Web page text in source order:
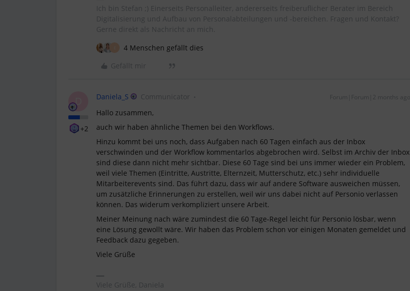
Ich bin Stefan ;) Einerseits Personalleiter, andererseits freiberuflicher Berater im Bereich
Digitalisierung und Aufbau von Personalabteilungen und -bereichen. Fragen und Kontakt?
Gerne direkt als Nachricht an mich.
4 Menschen gefällt dies
Gefällt mir
D
+2
Daniela_S Communicator Forum|Forum|2 months ago
Hallo zusammen,
auch wir haben ähnliche Themen bei den Workflows.
Hinzu kommt bei uns noch, dass Aufgaben nach 60 Tagen einfach aus der Inbox
verschwinden und der Workflow kommentarlos abgebrochen wird. Selbst im Archiv der Inbox
sind diese dann nicht mehr sichtbar. Diese 60 Tage sind bei uns immer wieder ein Problem,
weil viele Themen (Eintritte, Austritte, Elternzeit, Mutterschutz, etc.) sehr individuelle
Mitarbeiterevents sind. Das führt dazu, dass wir auf andere Software ausweichen müssen,
um zusätzliche Erinnerungen zu erstellen, weil wir uns dabei nicht auf Personio verlassen
können. Das widerum verkompliziert unsere Arbeit.
Meiner Meinung nach wäre zumindest die 60 Tage-Regel leicht für Personio lösbar, wenn
eine Lösung gewollt wäre. Wir haben das Problem schon vor einigen Monaten gemeldet und
Feedback dazu gegeben.
Viele Grüße
Viele Grüße, Daniela